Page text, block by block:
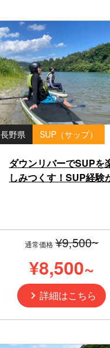
長野県 SUP（サップ）
ダウンリバーでSUPを
しみつくす！SUP経験
通常価格 ¥9,500~
¥8,500~
詳細はこちら